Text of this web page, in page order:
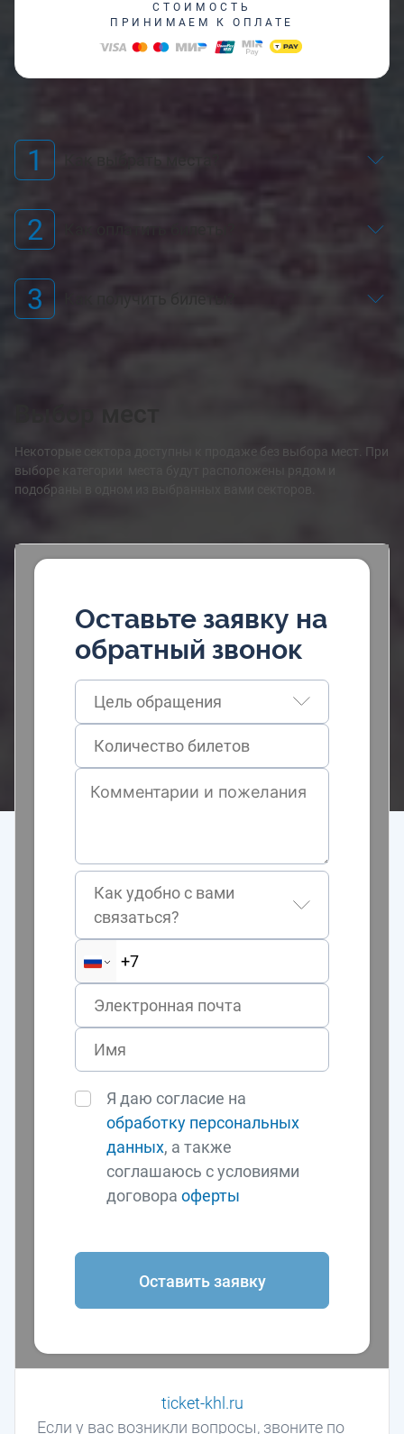
СТОИМОСТЬ
ПРИНИМАЕМ К ОПЛАТЕ
1
2
3 Как получить билеты?
Некоторые сектора доступны к продаже без выбора мест. При
выборе категории места будут расположены рядом и
подобраны в одном из выбранных вами секторов.
Оставьте заявку на
обратный звонок
Цель обращения
Как удобно с вами
связаться?
Я даю согласие на
обработку персональных
данных, а также
соглашаюсь с условиями
договораоферты
Оставить заявку
Если у вас возникли вопросы, звоните по
ticket-khl.ru